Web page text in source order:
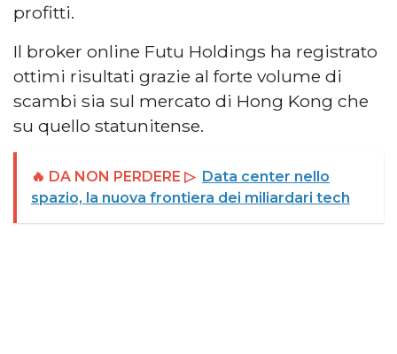
profitti.
Il broker online Futu Holdings ha registrato
ottimi risultati grazie al forte volume di
scambi sia sul mercato di Hong Kong che
su quello statunitense.
🔥 DA NON PERDERE ▷ Data center nello
spazio, la nuova frontiera dei miliardari tech